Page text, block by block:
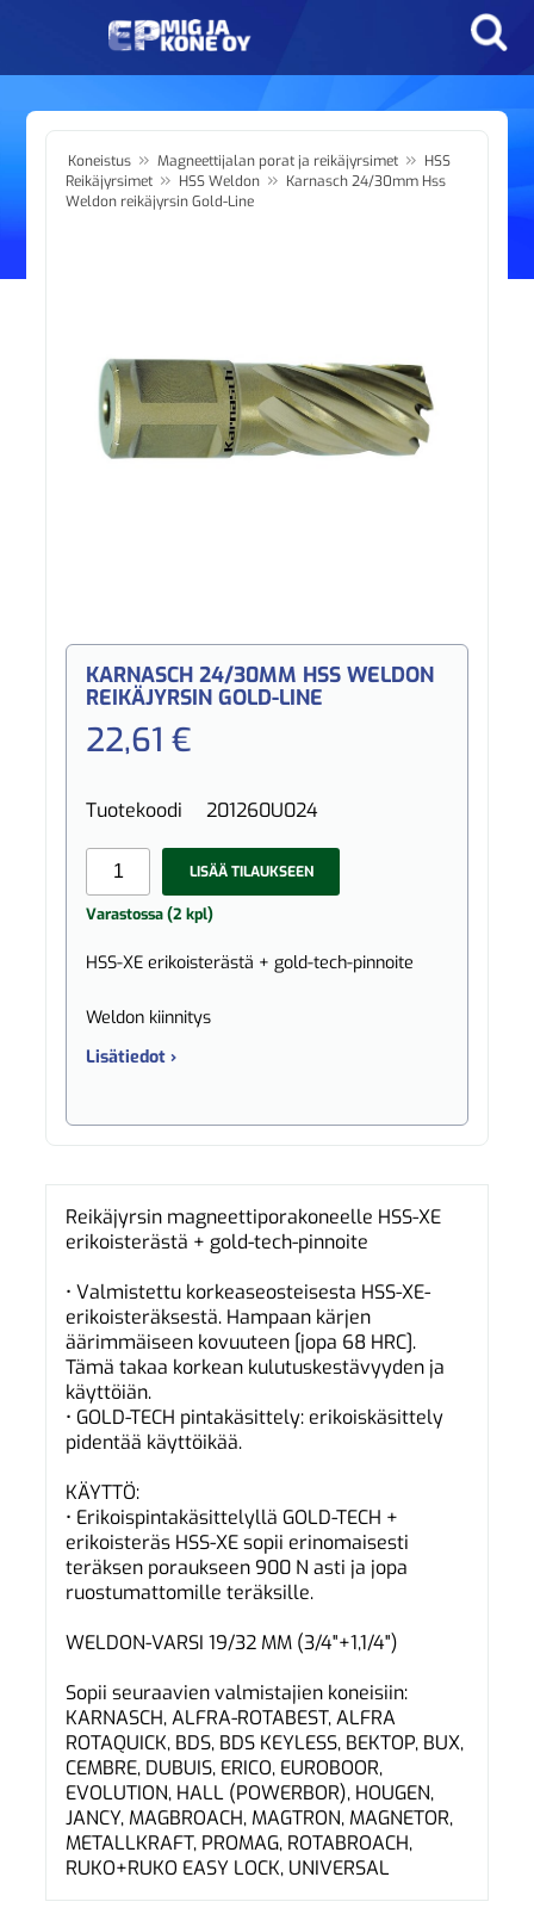
Koneistus » Magneettijalan porat ja reikäjyrsimet » HSS
Reikäjyrsimet » HSS Weldon » Karnasch 24/30mm Hss
Weldon reikäjyrsin Gold-Line
KARNASCH 24/30MM HSS WELDON
REIKÄJYRSIN GOLD-LINE
22,61 €
Tuotekoodi 201260U024
LISÄÄ TILAUKSEEN
Varastossa (2 kpl)
HSS-XE erikoisterästä + gold-tech-pinnoite
Weldon kiinnitys
Lisätiedot ›
Reikäjyrsin magneettiporakoneelle HSS-XE
erikoisterästä + gold-tech-pinnoite
• Valmistettu korkeaseosteisesta HSS-XE-
erikoisteräksestä. Hampaan kärjen
äärimmäiseen kovuuteen [jopa 68 HRC].
Tämä takaa korkean kulutuskestävyyden ja
käyttöiän.
• GOLD-TECH pintakäsittely: erikoiskäsittely
pidentää käyttöikää.
KÄYTTÖ:
• Erikoispintakäsittelyllä GOLD-TECH +
erikoisteräs HSS-XE sopii erinomaisesti
teräksen poraukseen 900 N asti ja jopa
ruostumattomille teräksille.
WELDON-VARSI 19/32 MM (3/4"+1,1/4")
Sopii seuraavien valmistajien koneisiin:
KARNASCH, ALFRA-ROTABEST, ALFRA
ROTAQUICK, BDS, BDS KEYLESS, BEKTOP, BUX,
CEMBRE, DUBUIS, ERICO, EUROBOOR,
EVOLUTION, HALL (POWERBOR), HOUGEN,
JANCY, MAGBROACH, MAGTRON, MAGNETOR,
METALLKRAFT, PROMAG, ROTABROACH,
RUKO+RUKO EASY LOCK, UNIVERSAL